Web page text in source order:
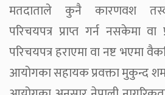
मतदाताले कुनै कारणवश
परिचयपत्र प्राप्त गर्न नसकेमा वा
परिचयपत्र हराएमा वा नष्ट भएमा
आयोगका सहायक प्रवक्ता मुकुन्द